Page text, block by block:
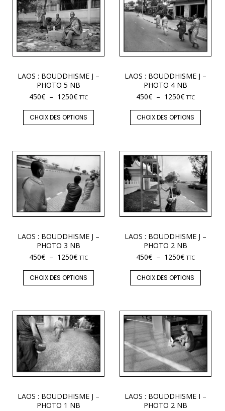
LAOS : BOUDDHISME J –
PHOTO 5 NB
450€ – 1250€ TTC
CHOIX DES OPTIONS
LAOS : BOUDDHISME J –
PHOTO 4 NB
450€ – 1250€ TTC
CHOIX DES OPTIONS
LAOS : BOUDDHISME J –
PHOTO 3 NB
450€ – 1250€ TTC
CHOIX DES OPTIONS
LAOS : BOUDDHISME J –
PHOTO 2 NB
450€ – 1250€ TTC
CHOIX DES OPTIONS
LAOS : BOUDDHISME J –
PHOTO 1 NB
LAOS : BOUDDHISME I –
PHOTO 2 NB